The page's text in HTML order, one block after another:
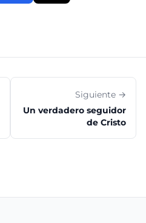
Siguiente →
Un verdadero seguidor
de Cristo